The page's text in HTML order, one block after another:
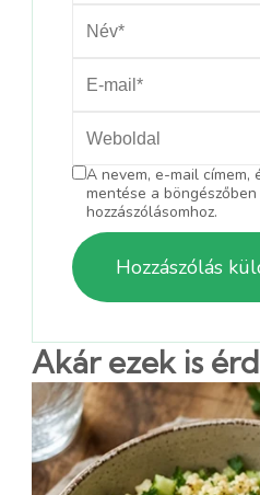
A nevem, e-mail címem,
mentése a
hozzászólásomhoz.
Akár ezek is